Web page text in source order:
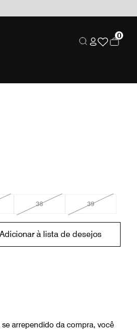
0
38 39
Adicionar à lista de desejos
arrependido da compra, você